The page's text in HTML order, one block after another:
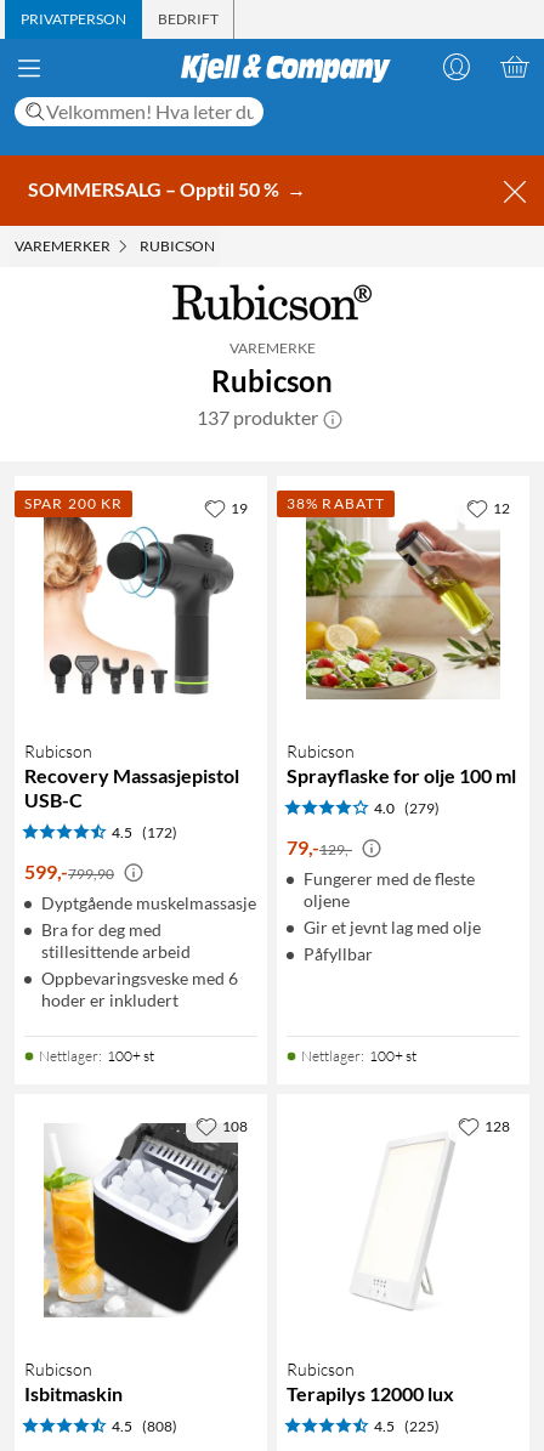
PRIVATPERSON BEDRIFT
SOMMERSALG – Opptil 50 % →
VAREMERKER RUBICSON
VAREMERKE
Rubicson
137 produkter
SPAR 200 KR
Rubicson
Recovery Massasjepistol
USB-C
4.5 (172)
599,-799,90
Dyptgående muskelmassasje
Bra for deg med
stillesittende arbeid
Oppbevaringsveske med 6
hoder er inkludert
Nettlager: 100+ st
19 38% RABATT
Rubicson
Sprayflaske for olje 100 ml
4.0 (279)
79,-129,-
Fungerer med de fleste
oljene
Gir et jevnt lag med olje
Påfyllbar
Nettlager: 100+ st
12
Rubicson
Isbitmaskin
4.5 (808)
108
Rubicson
Terapilys 12000 lux
4.5 (225)
128